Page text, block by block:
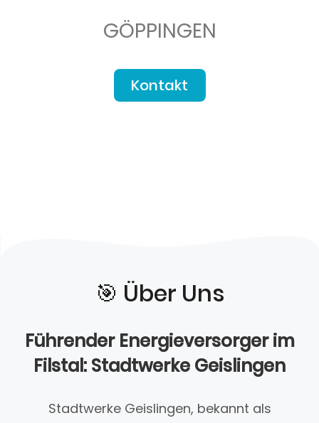
GÖPPINGEN
Kontakt
🎯️ Über Uns
Führender Energieversorger im
Filstal: Stadtwerke Geislingen
Stadtwerke Geislingen, bekannt als